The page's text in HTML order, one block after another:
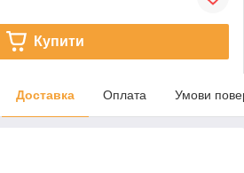
Купити
Доставка Оплата Умови